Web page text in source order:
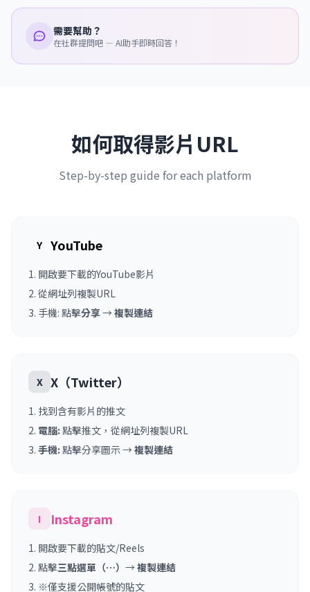
需要幫助？
在社群提問吧 — AI助手即時回答！
如何取得影片URL
Step-by-step guide for each platform
Y YouTube
開啟要下載的YouTube影片
從網址列複製URL
手機: 點擊分享→複製連結
X X（Twitter）
找到含有影片的推文
電腦: 點擊推文，從網址列複製URL
手機: 點擊分享圖示 →複製連結
I Instagram
開啟要下載的貼文/Reels
點擊三點選單（⋯） →複製連結
※僅支援公開帳號的貼文